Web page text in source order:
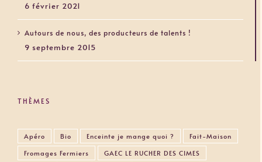
6 février 2021
Autours de nous, des producteurs de talents !
9 septembre 2015
THÈMES
Apéro Bio Enceinte je mange quoi ?
Fait-Maison
Fromages Fermiers
GAEC LE RUCHER DES CIMES